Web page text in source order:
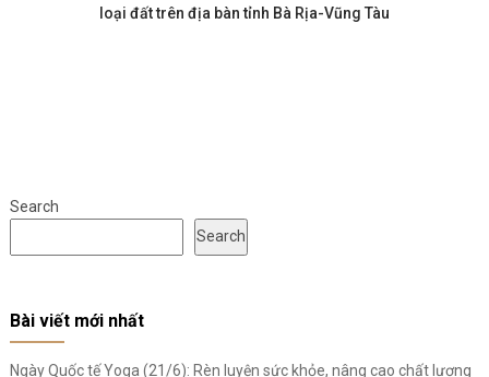
loại đất trên địa bàn tỉnh Bà Rịa-Vũng Tàu
Search
Search
Bài viết mới nhất
Ngày Quốc tế Yoga (21/6): Rèn luyện sức khỏe, nâng cao chất lượng